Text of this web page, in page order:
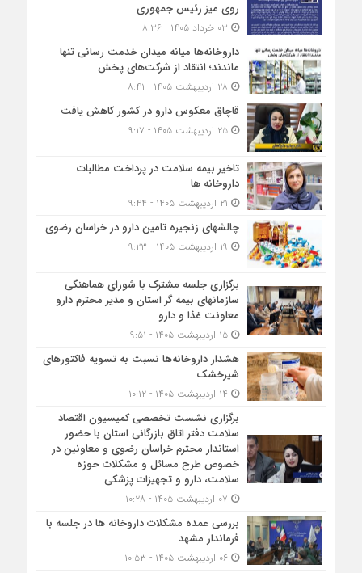
روی میز رئیس جمهوری
داروخانه‌ها میانه میدان خدمت رسانی تنها
ماندند؛ انتقاد از شرکت‌های پخش
قاچاق معکوس دارو در کشور کاهش یافت
۲۵ اردیبهشت ۱۴۰۵ - ۹:۱۷
تاخیر بیمه سلامت در پرداخت مطالبات
داروخانه ها
چالشهای زنجیره تامین دارو در خراسان رضوی
برگزاری جلسه مشترک با شورای هماهنگی
سازمانهای بیمه گر استان و مدیر محترم دارو
معاونت غذا و دارو
۱۵ اردیبهشت ۱۴۰۵ - ۹:۵۱
هشدار داروخانه‌ها نسبت به تسویه فاکتورهای
شیرخشک
برگزاری نشست تخصصی کمیسیون اقتصاد
سلامت دفتر اتاق بازرگانی استان با حضور
استاندار محترم خراسان رضوی و معاونین در
خصوص طرح مسائل و مشکلات حوزه
سلامت، دارو و تجهیزات پزشکی
بررسی عمده مشکلات داروخانه ها در جلسه با
فرماندار مشهد
۰۶ اردیبهشت ۱۴۰۵ - ۱۰:۵۳